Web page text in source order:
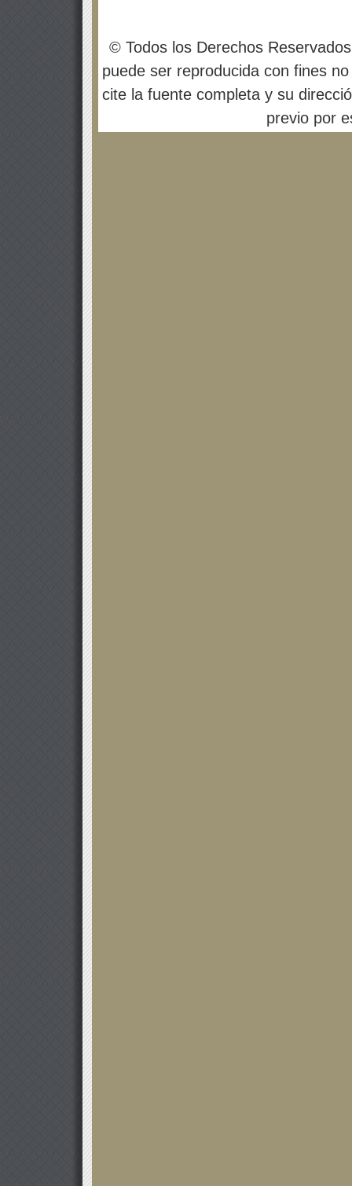
© Todos los Derechos
puede ser reproducida con fines
cite la fuente completa y su
previo por